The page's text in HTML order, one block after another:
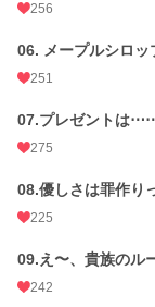
256
06. メープルシロッ
251
07.プレゼントは
275
08.優しさは罪作り
225
09.え〜、貴族のル
242